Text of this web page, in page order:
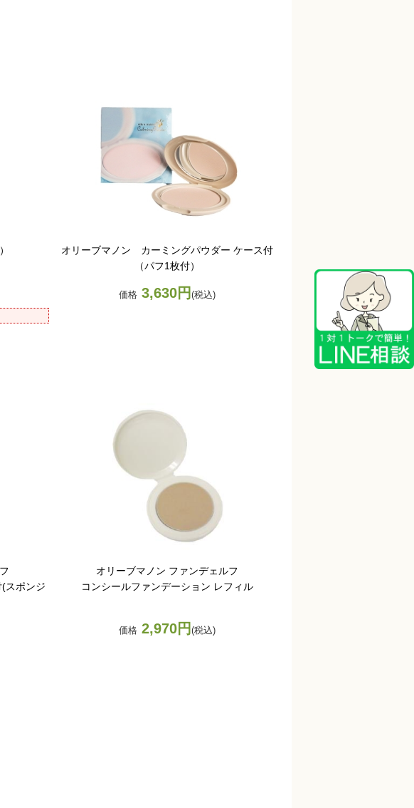
オリーブマノン カーミングパウダー ケース付
（パフ1枚付）
価格 3,630円(税込)
スポンジ
オリーブマノン ファンデェルフ
コンシールファンデーション レフィル
価格 2,970円(税込)